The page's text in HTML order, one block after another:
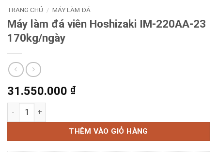
Sản phẩm
Thương hiệu
Bảng giá 2026
Ứng dụng
Blog kiến thức
TRANG CHỦ / MÁY LÀM ĐÁ
Máy làm đá viên Hoshizaki IM-220AA-23
170kg/ngày
31.550.000 ₫
Máy làm đá viên Hoshizaki IM-220AA-23 170kg/ngày số lượng
THÊM VÀO GIỎ HÀNG